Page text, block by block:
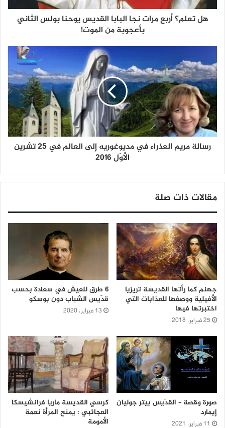
هل تعلم؟ أربع مرات نجا البابا القديس يوحنا بولس الثاني
بأعجوبة من الموت!
رسالة مريم العذراء في مديوغوريه إلى العالم في 25 تشرين
الأوّل 2016
مقالات ذات صلة
جهنم كما رأتها القديسة تريزيا
الأفيلية ووصفها للعذابات التي
اختبرتها فيها
25 فبراير، 2018
6 طرق للعيش في سعادة بحسب
قدّيس الشباب دون بوسكو
13 فبراير، 2020
صورة وقصة – القدّيس بيتر جوليان
إيمارد
11 فبراير، 2021
كرسي القديسة ماريا فرانشيسكا
العجائبي : يمنح المرأة نعمة
الأمومة